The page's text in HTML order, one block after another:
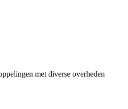
met diverse overheden